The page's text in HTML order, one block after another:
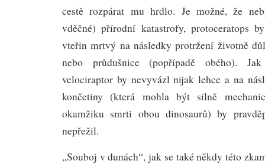
cestě rozpárat mu hrdlo. Je možné, že
vděčné) přírodní katastrofy, protoceratops
vteřin mrtvý na následky protržení životně
nebo průdušnice (popřípadě obého).
velociraptor by nevyvázl nijak lehce a na
končetiny (která mohla být silně
okamžiku smrti obou dinosaurů) by
nepřežil.
„Souboj v dunách“, jak se také někdy této